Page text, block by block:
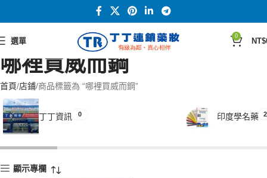
選單
0
NT$
哪裡買威而鋼
首頁 店鋪 商品標籤為 “哪裡買威而鋼”
丁丁資訊 0 印度學名藥
顯示專欄